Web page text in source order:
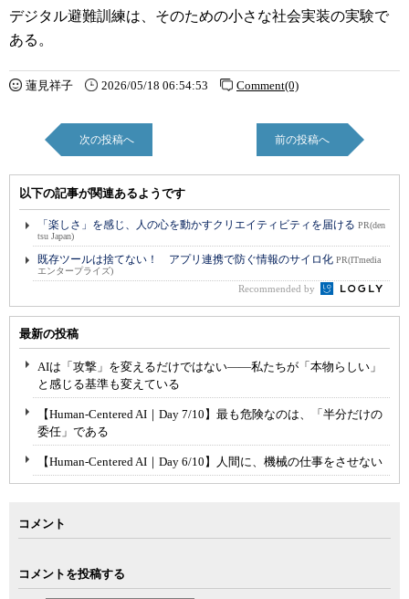
デジタル避難訓練は、そのための小さな社会実装の実験で
ある。
蓮見祥子 2026/05/18 06:54:53 Comment(0)
次の投稿へ 前の投稿へ
以下の記事が関連あるようです
「楽しさ」を感じ、人の心を動かすクリエイティビティを届ける PR(den
tsu Japan)
既存ツールは捨てない！ アプリ連携で防ぐ情報のサイロ化 PR(ITmedia
エンタープライズ)
Recommended by
最新の投稿
AIは「攻撃」を変えるだけではない――私たちが「本物らしい」
と感じる基準も変えている
【Human-Centered AI｜Day 7/10】最も危険なのは、「半分だけの
委任」である
【Human-Centered AI｜Day 6/10】人間に、機械の仕事をさせない
コメント
コメントを投稿する